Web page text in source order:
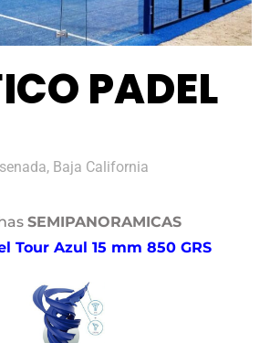
PADEL
Baja California
SEMIPANORAMICAS
Tour Azul 15 mm 850 GRS